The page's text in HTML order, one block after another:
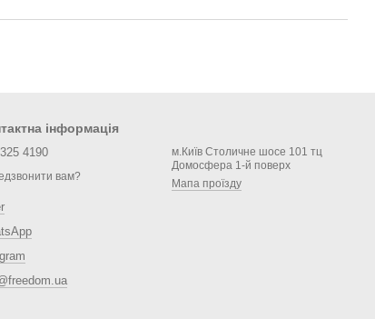
інформація
4190
вам?
м.Київ Столичне шосе 101 тц
Домосфера 1-й поверх
Мапа проїзду